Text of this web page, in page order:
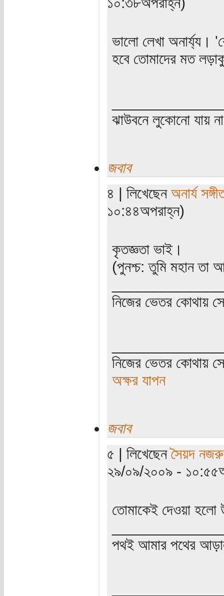
ভালো লেখা অনার্য্য।
হবে তোমাদের মত লড়াকু
ঝাউবনে লুকোনো যায় না
জবাব
৪ | লিখেছেন অনার্য
১০:৪৪অপরাহ্ন)
কৃতজ্ঞতা ভাই।
(পুনশ্চ: তুমি মহান তা
নিজের ভেতর কোথায়
নিজের ভেতর কোথায়
অক্ষর যাপন
জবাব
৫ | লিখেছেনসৈয়দ
২৯/০৯/২০০৯ -
তোমাকেই দেওয়া
পথই আমার পথের